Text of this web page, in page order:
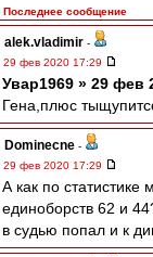
Последнее сообщение
alek.vladimir -
29 фев 2020 17:29
Увар1969 » 29 фев
Гена,плюс
Dominecne -
29 фев 2020 17:29
А как по
единоборств 62 и
в судью попал и к